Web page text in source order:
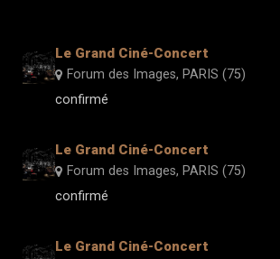
DVD
Le Grand Ciné-Concert
Forum des Images, PARIS (75)
confirmé
Le Grand Ciné-Concert
Forum des Images, PARIS (75)
confirmé
Le Grand Ciné-Concert